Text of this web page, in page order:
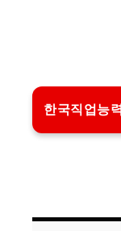
한국직업능